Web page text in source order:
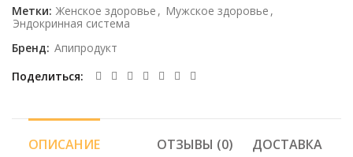
Метки: Женское здоровье , Мужское здоровье ,
Эндокринная система
Бренд: Апипродукт
Поделиться
ОПИСАНИЕ ОТЗЫВЫ (0) ДОСТАВКА